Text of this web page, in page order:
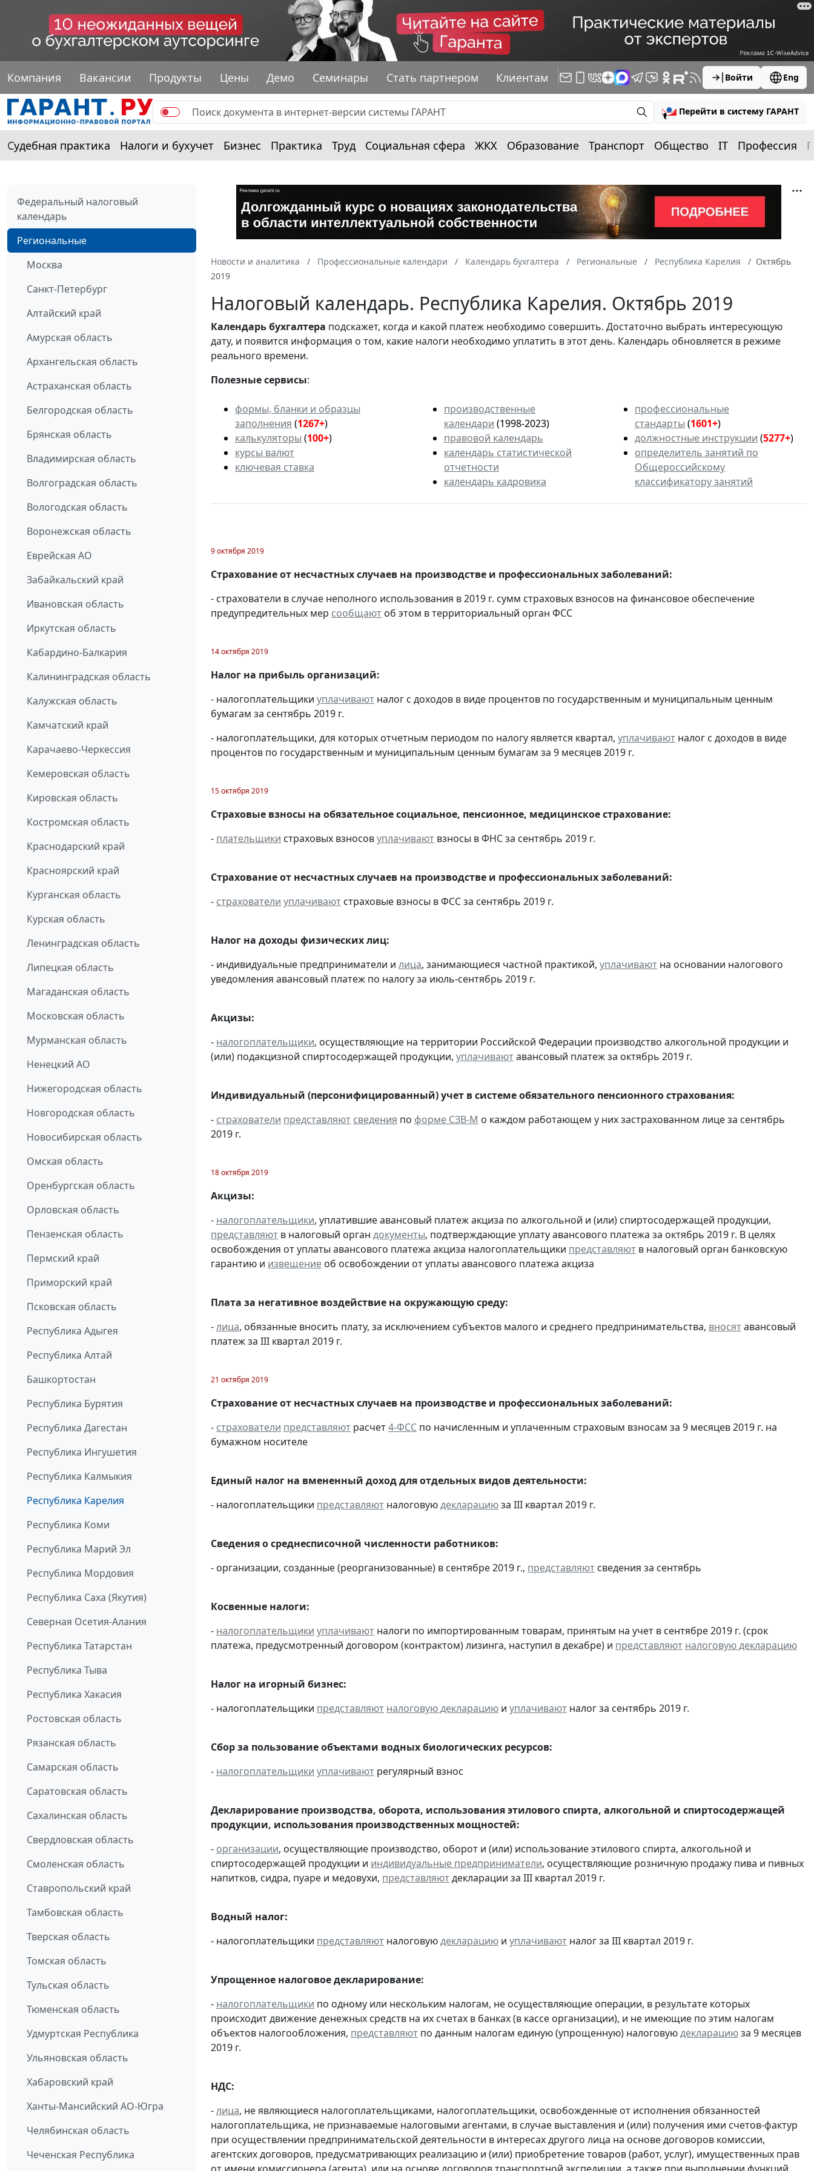
Компания Вакансии Продукты Цены Демо Семинары Стать партнером Клиентам Войти Eng
Перейти в систему ГАРАНТ
Судебная практика Налоги и бухучет Бизнес Практика Труд Социальная сфера ЖКХ Образование Транспорт Общество IT Профессия
Федеральный налоговый
календарь
Региональные
Москва
Санкт-Петербург
Алтайский край
Амурская область
Архангельская область
Астраханская область
Белгородская область
Брянская область
Владимирская область
Волгоградская область
Вологодская область
Воронежская область
Еврейская АО
Забайкальский край
Ивановская область
Иркутская область
Кабардино-Балкария
Калининградская область
Калужская область
Камчатский край
Карачаево-Черкессия
Кемеровская область
Кировская область
Костромская область
Краснодарский край
Красноярский край
Курганская область
Курская область
Ленинградская область
Липецкая область
Магаданская область
Московская область
Мурманская область
Ненецкий АО
Нижегородская область
Новгородская область
Новосибирская область
Омская область
Оренбургская область
Орловская область
Пензенская область
Пермский край
Приморский край
Псковская область
Республика Адыгея
Республика Алтай
Башкортостан
Республика Бурятия
Республика Дагестан
Республика Ингушетия
Республика Калмыкия
Республика Карелия
Республика Коми
Республика Марий Эл
Республика Мордовия
Республика Саха (Якутия)
Северная Осетия-Алания
Республика Татарстан
Республика Тыва
Республика Хакасия
Ростовская область
Рязанская область
Самарская область
Саратовская область
Сахалинская область
Свердловская область
Смоленская область
Ставропольский край
Тамбовская область
Тверская область
Томская область
Тульская область
Тюменская область
Удмуртская Республика
Ульяновская область
Хабаровский край
Ханты-Мансийский АО-Югра
Челябинская область
Чеченская Республика
Новости и аналитика Профессиональные календари Календарь бухгалтера Региональные Республика Карелия
Октябрь
2019
Налоговый календарь. Республика Карелия. Октябрь 2019
Календарьбухгалтера подскажет, когда и какой платеж необходимо совершить. Достаточно выбрать интересующую
дату, и появится информация о том, какие налоги необходимо уплатить в этот день. Календарь обновляется в режиме
реального времени.
Полезные сервисы:
формы, бланки и образцы
заполнения (1267+)
калькуляторы (100+)
курсы валют
ключевая ставка
производственные
календари (1998-2023)
правовой календарь
календарь статистической
отчетности
календарь кадровика
профессиональные
стандарты (1601+)
должностные инструкции (5277+)
определитель занятий по
Общероссийскому
классификатору занятий
9 октября 2019
Страхование от несчастных случаев на производстве и профессиональных заболеваний:
- страхователи в случае неполного использования в 2019 г. сумм страховых взносов на финансовое обеспечение
предупредительных мер сообщают об этом в территориальный орган ФСС
14 октября 2019
Налог на прибыль организаций:
- налогоплательщики уплачивают налог с доходов в виде процентов по государственным и муниципальным ценным
бумагам за сентябрь 2019 г.
- налогоплательщики, для которых отчетным периодом по налогу является квартал, уплачивают налог с доходов в виде
процентов по государственным и муниципальным ценным бумагам за 9 месяцев 2019 г.
15 октября 2019
Страховые взносы на обязательное социальное, пенсионное, медицинское страхование:
- плательщики страховых взносовуплачивают взносы в ФНС за сентябрь 2019 г.
Страхование от несчастных случаев на производстве и профессиональных заболеваний:
- страхователи уплачивают страховые взносы в ФСС за сентябрь 2019 г.
Налог на доходы физических лиц:
- индивидуальные предприниматели и лица, занимающиеся частной практикой, уплачивают на основании налогового
уведомления авансовый платеж по налогу за июль-сентябрь 2019 г.
Акцизы:
- налогоплательщики, осуществляющие на территории Российской Федерации производство алкогольной продукции и
(или) подакцизной спиртосодержащей продукции, уплачиваютавансовый платеж за октябрь 2019 г.
Индивидуальный (персонифицированный) учет в системе обязательного пенсионного страхования:
- страхователи представляют сведения по форме СЗВ-М о каждом работающем у них застрахованном лице за сентябрь
2019 г.
18 октября 2019
Акцизы:
- налогоплательщики, уплатившие авансовый платеж акциза по алкогольной и (или) спиртосодержащей продукции,
представляют в налоговый орган документы, подтверждающие уплату авансового платежа за октябрь 2019 г. В целях
освобождения от уплаты авансового платежа акциза налогоплательщики представляют в налоговый орган банковскую
гарантию и извещение об освобождении от уплаты авансового платежа акциза
Плата за негативное воздействие на окружающую среду:
-лица, обязанные вносить плату, за исключением субъектов малого и среднего предпринимательства, вносятавансовый
платеж за III квартал 2019 г.
21 октября 2019
Страхование от несчастных случаев на производстве и профессиональных заболеваний:
- страхователи представляют расчет4-ФСС по начисленным и уплаченным страховым взносам за 9 месяцев 2019 г. на
бумажном носителе
Единый налог на вмененный доход для отдельных видов деятельности:
- налогоплательщики представляют налоговуюдекларациюза III квартал 2019 г.
Сведения о среднесписочной численности работников:
- организации, созданные (реорганизованные) в сентябре 2019 г., представляют сведения за сентябрь
Косвенные налоги:
- налогоплательщики уплачивают налоги по импортированным товарам, принятым на учет в сентябре 2019 г. (срок
платежа, предусмотренный договором (контрактом) лизинга, наступил в декабре) и представляют налоговую декларацию
Налог на игорный бизнес:
- налогоплательщики представляют налоговую декларацию и уплачивают налог за сентябрь 2019 г.
Сбор за пользование объектами водных биологических ресурсов:
- налогоплательщики уплачивают регулярный взнос
Декларирование производства, оборота, использования этилового спирта, алкогольной и спиртосодержащей
продукции, использования производственных мощностей:
- организации, осуществляющие производство, оборот и (или) использование этилового спирта, алкогольной и
спиртосодержащей продукции и индивидуальные предприниматели, осуществляющие розничную продажу пива и пивных
напитков, сидра, пуаре и медовухи, представляютдекларации за III квартал 2019 г.
Водный налог:
- налогоплательщики представляют налоговуюдекларацию и уплачивают налог за III квартал 2019 г.
Упрощенное налоговое декларирование:
- налогоплательщики по одному или нескольким налогам, не осуществляющие операции, в результате которых
происходит движение денежных средств на их счетах в банках (в кассе организации), и не имеющие по этим налогам
объектов налогообложения, представляют по данным налогам единую (упрощенную) налоговуюдекларациюза 9 месяцев
2019 г.
НДС:
-лица, не являющиеся налогоплательщиками, налогоплательщики, освобожденные от исполнения обязанностей
налогоплательщика, не признаваемые налоговыми агентами, в случае выставления и (или) получения ими счетов-фактур
при осуществлении предпринимательской деятельности в интересах другого лица на основе договоров комиссии,
агентских договоров, предусматривающих реализацию и (или) приобретение товаров (работ, услуг), имущественных прав